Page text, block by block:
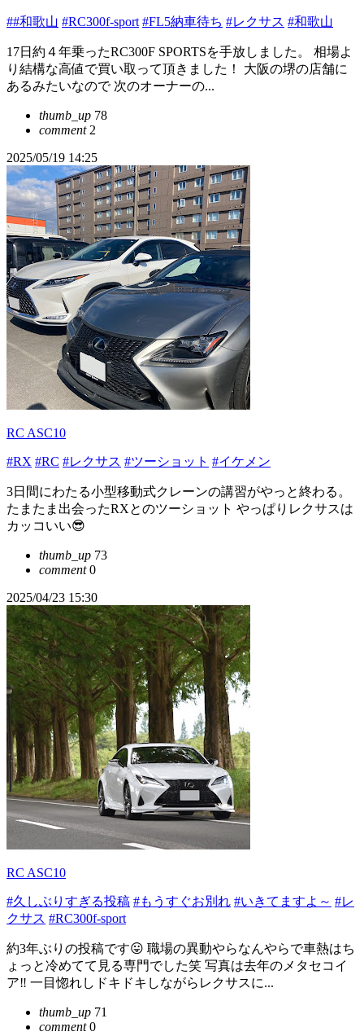
##和歌山 #RC300f-sport #FL5納車待ち #レクサス #和歌山
17日約４年乗ったRC300F SPORTSを手放しました。 相場よ
り結構な高値で買い取って頂きました！ 大阪の堺の店舗に
あるみたいなので 次のオーナーの...
thumb_up 78
comment2
2025/05/19 14:25
RC ASC10
#RX #RC #レクサス #ツーショット #イケメン
3日間にわたる小型移動式クレーンの講習がやっと終わる。
たまたま出会ったRXとのツーショット やっぱりレクサスは
カッコいい😎
thumb_up 73
comment0
2025/04/23 15:30
RC ASC10
#久しぶりすぎる投稿 #もうすぐお別れ #いきてますよ～ #レ
クサス #RC300f-sport
約3年ぶりの投稿です😛 職場の異動やらなんやらで車熱はち
ょっと冷めてて見る専門でした笑 写真は去年のメタセコイ
ア‼︎ 一目惚れしドキドキしながらレクサスに...
thumb_up 71
comment0